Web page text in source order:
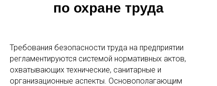
по охране труда
Требования безопасности труда на предприятии
регламентируются системой нормативных актов,
охватывающих технические, санитарные и
организационные аспекты. Основополагающим